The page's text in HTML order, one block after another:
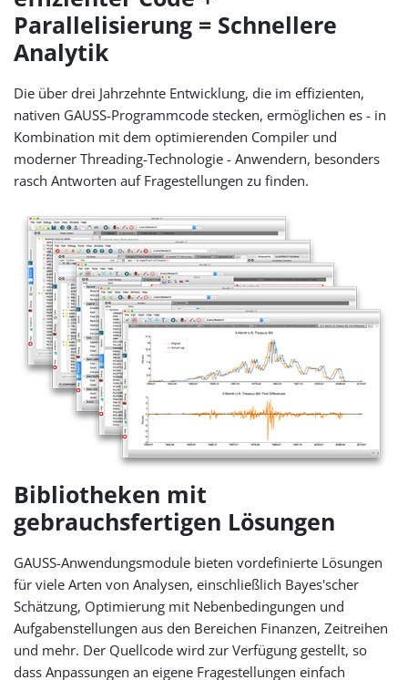
Parallelisierung = Schnellere
Analytik
Die über drei Jahrzehnte Entwicklung, die im effizienten,
nativen GAUSS-Programmcode stecken, ermöglichen es - in
Kombination mit dem optimierenden Compiler und
moderner Threading-Technologie - Anwendern, besonders
rasch Antworten auf Fragestellungen zu finden.
Bibliotheken mit
gebrauchsfertigen Lösungen
GAUSS-Anwendungsmodule bieten vordefinierte Lösungen
für viele Arten von Analysen, einschließlich Bayes'scher
Schätzung, Optimierung mit Nebenbedingungen und
Aufgabenstellungen aus den Bereichen Finanzen, Zeitreihen
und mehr. Der Quellcode wird zur Verfügung gestellt, so
dass Anpassungen an eigene Fragestellungen einfach